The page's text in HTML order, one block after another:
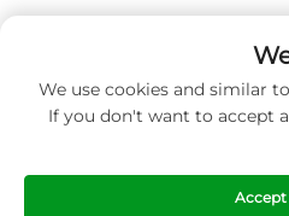
جميع الحقوق محفوظة © ٢٠٢٥ لشركة شوتشو سانهي
الآلي المحدودة.
We use cookies and similar
If you don't want to accept
Accept